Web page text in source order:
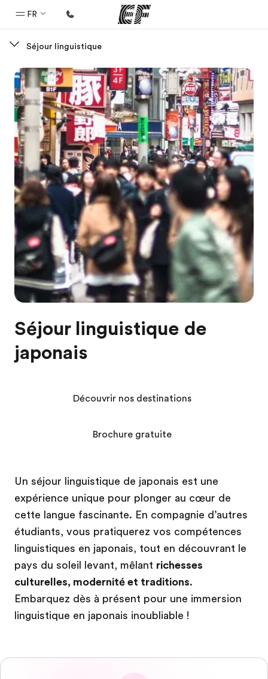
FR
Bienvenue chez EF
Programmes
Nos offres
Bureaux
Trouver un bureau
A propos de nous
Qui sommes-nous ?
EF recrute
Rejoignez nos équipes
Séjour linguistique
Séjour linguistique de
japonais
Un séjour linguistique de japonais est une
expérience unique pour plonger au cœur de
cette langue fascinante. En compagnie d’autres
étudiants, vous pratiquerez vos compétences
linguistiques en japonais, tout en découvrant le
pays du soleil levant, mêlant richesses
culturelles, modernité et traditions.
Embarquez dès à présent pour une immersion
linguistique en japonais inoubliable !
Découvrir nos destinations
Brochure gratuite